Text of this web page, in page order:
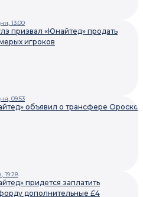
13:00
призвал «Юнайтед» продать
игроков
09:53
объявил о трансфере Ороско
19:28
придется заплатить
дополнительные £4